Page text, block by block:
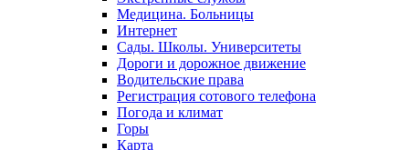
Медицина. Больницы
Интернет
Сады. Школы. Университеты
Дороги и дорожное движение
Водительские права
Регистрация сотового телефона
Погода и климат
Горы
Карта